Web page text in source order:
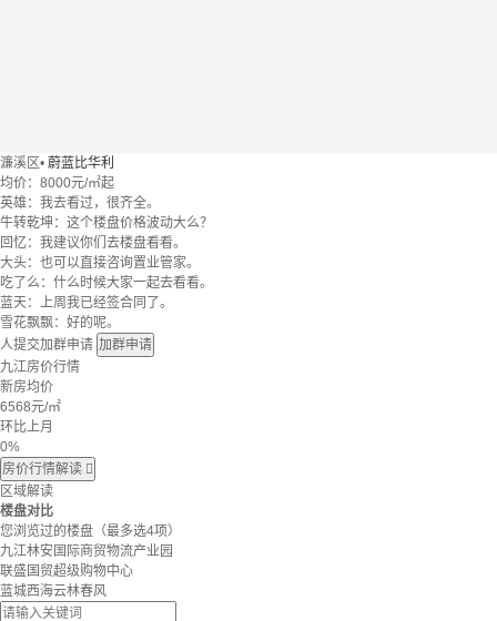
濂溪区• 蔚蓝比华利
均价： 8000元/㎡起
英雄：我去看过，很齐全。
牛转乾坤：这个楼盘价格波动大么？
回忆：我建议你们去楼盘看看。
大头：也可以直接咨询置业管家。
吃了么：什么时候大家一起去看看。
蓝天：上周我已经签合同了。
雪花飘飘：好的呢。
人提交加群申请 加群申请
九江房价行情
新房均价
6568元/㎡
环比上月
0%
房价行情解读 
区域解读
楼盘对比
您浏览过的楼盘 （最多选4项）
九江林安国际商贸物流产业园
联盛国贸超级购物中心
蓝城西海云林春风